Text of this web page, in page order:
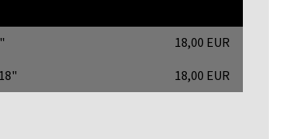
18,00 EUR
18,00 EUR